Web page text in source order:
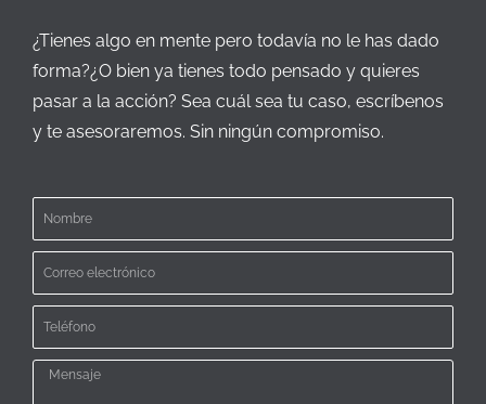
¿Tienes algo en mente pero todavía no le has dado
forma?¿O bien ya tienes todo pensado y quieres
pasar a la acción? Sea cuál sea tu caso, escríbenos
y te asesoraremos. Sin ningún compromiso.